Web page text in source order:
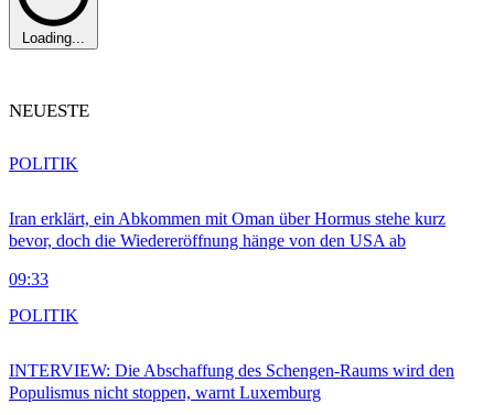
Loading...
NEUESTE
Iran erklärt, ein Abkommen mit Oman über Hormus stehe kurz
bevor, doch die Wiedereröffnung hänge von den USA ab
09:33
POLITIK
INTERVIEW: Die Abschaffung des Schengen-Raums wird den
Populismus nicht stoppen, warnt Luxemburg
POLITIK